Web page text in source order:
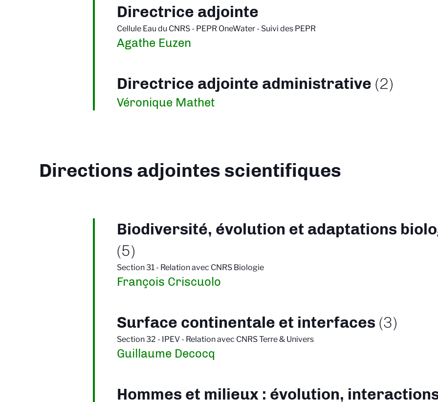
Directrice adjointe
Cellule Eau du CNRS - PEPR OneWater - Suivi des PEPR
Agathe Euzen
Directrice adjointe administrative (2)
Véronique Mathet
Directions adjointes scientifiques
Biodiversité, évolution et adaptations
(5)
Section 31 - Relation avec CNRS Biologie
François Criscuolo
Surface continentale et interfaces (3)
Section 32 - IPEV - Relation avec CNRS Terre & Univers
Guillaume Decocq
Hommes et milieux : évolution,